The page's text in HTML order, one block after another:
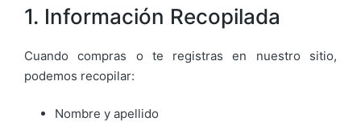
1. Información Recopilada
Cuando compras o te registras en nuestro sitio,
podemos recopilar:
Nombre y apellido